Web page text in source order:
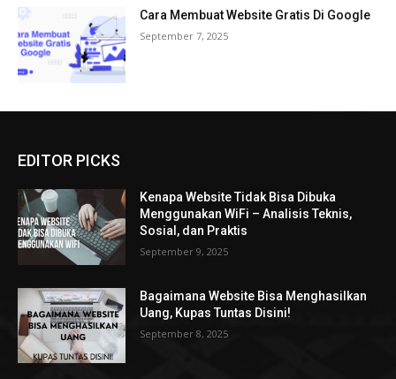
Cara Membuat Website Gratis Di Google
September 7, 2025
EDITOR PICKS
Kenapa Website Tidak Bisa Dibuka
Menggunakan WiFi – Analisis Teknis,
Sosial, dan Praktis
September 9, 2025
Bagaimana Website Bisa Menghasilkan
Uang, Kupas Tuntas Disini!
September 8, 2025